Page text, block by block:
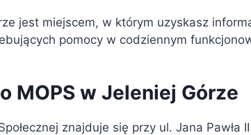
jest miejscem, w którym uzyskasz
pomocy w codziennym
MOPS w Jeleniej Górze
znajduje się przy ul. Jana Pawła